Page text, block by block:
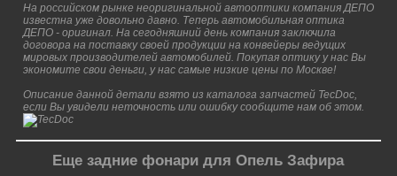
На российском рынке неоригинальной автооптики компания ДЕПО
известна уже довольно давно. Теперь автомобильная оптика
ДЕПО - оригинал. На сегодняшний день компания заключила
договора на поставку своей продукции на конвейеры ведущих
мировых производителей автомобилей. Покупая оптику у нас Вы
экономите свои деньги, у нас самые низкие цены по Москве!
Описание данной детали взято из каталога запчастей TecDoc,
если Вы увидели неточность или ошибку сообщите нам об этом.
Еще задние фонари для Опель Зафира